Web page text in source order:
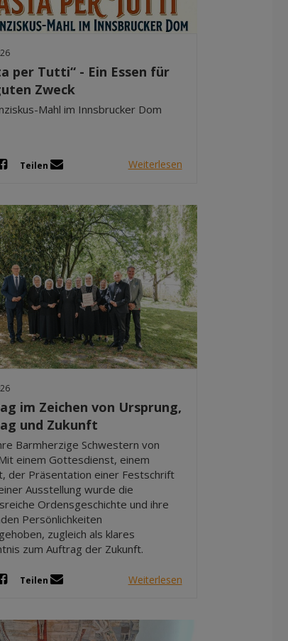
per Tutti“ - Ein Essen für
Zweck
Mahl im Innsbrucker Dom
Teilen Weiterlesen
im Zeichen von Ursprung,
und Zukunft
Barmherzige Schwestern von
einem Gottesdienst, einem
der Präsentation einer Festschrift
Ausstellung wurde die
Ordensgeschichte und ihre
Persönlichkeiten
zugleich als klares
zum Auftrag der Zukunft.
Teilen Weiterlesen